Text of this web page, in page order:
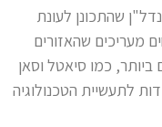
שהתכונן לעונת
מעריכים שהאזורים
ביותר, כמו סיאטל וסאן
לתעשיית הטכנולוגיה